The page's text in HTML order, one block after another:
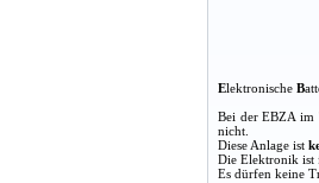
Elektronische B
Bei der EBZA im
nicht.
Diese Anlage ist
Die Elektronik ist
Es dürfen keine